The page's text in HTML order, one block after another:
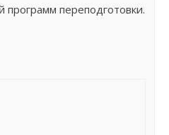
программ переподготовки.